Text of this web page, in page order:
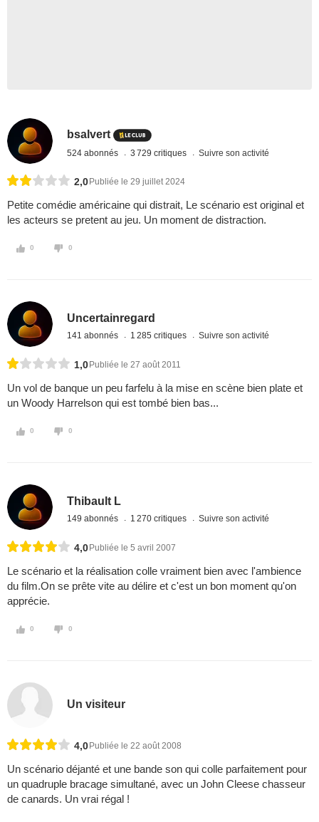
bsalvert
524 abonnés 3 729 critiques Suivre son activité
2,0 Publiée le 29 juillet 2024
Petite comédie américaine qui distrait, Le scénario est original et
les acteurs se pretent au jeu. Un moment de distraction.
0 0
Uncertainregard
141 abonnés 1 285 critiques Suivre son activité
1,0 Publiée le 27 août 2011
Un vol de banque un peu farfelu à la mise en scène bien plate et
un Woody Harrelson qui est tombé bien bas...
0 0
Thibault L
149 abonnés 1 270 critiques Suivre son activité
4,0 Publiée le 5 avril 2007
Le scénario et la réalisation colle vraiment bien avec l'ambience
du film.On se prête vite au délire et c'est un bon moment qu'on
apprécie.
0 0
Un visiteur
4,0 Publiée le 22 août 2008
Un scénario déjanté et une bande son qui colle parfaitement pour
un quadruple bracage simultané, avec un John Cleese chasseur
de canards. Un vrai régal !